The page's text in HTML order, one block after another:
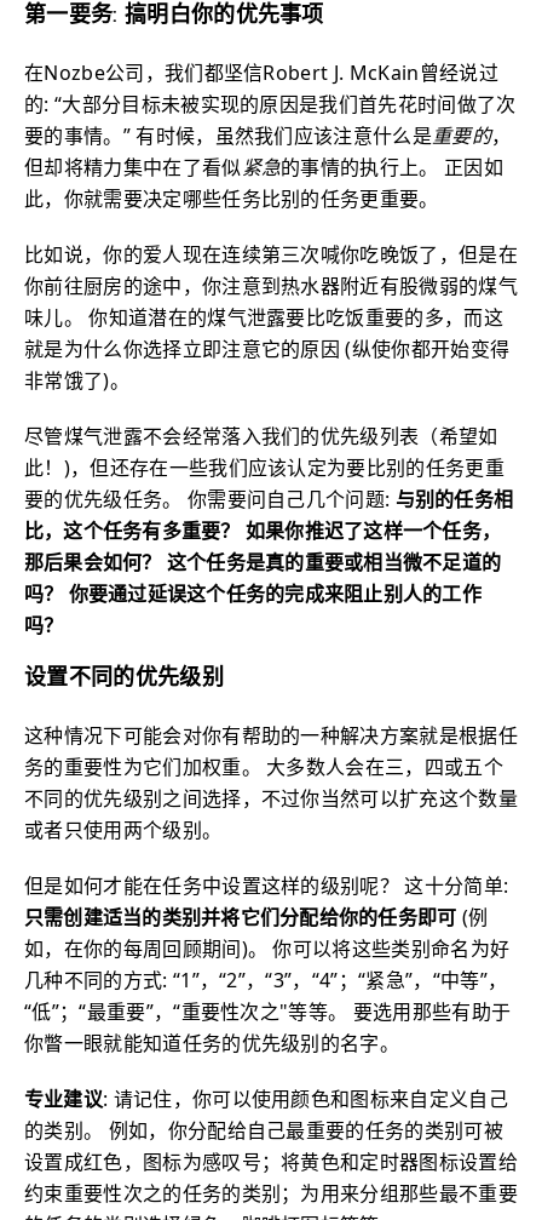
第一要务: 搞明白你的优先事项
在Nozbe公司，我们都坚信Robert J. McKain曾经说过
的: “大部分目标未被实现的原因是我们首先花时间做了次
要的事情。” 有时候，虽然我们应该注意什么是重要的，
但却将精力集中在了看似紧急的事情的执行上。 正因如
此，你就需要决定哪些任务比别的任务更重要。
比如说，你的爱人现在连续第三次喊你吃晚饭了，但是在
你前往厨房的途中，你注意到热水器附近有股微弱的煤气
味儿。 你知道潜在的煤气泄露要比吃饭重要的多，而这
就是为什么你选择立即注意它的原因 (纵使你都开始变得
非常饿了)。
尽管煤气泄露不会经常落入我们的优先级列表（希望如
此！)，但还存在一些我们应该认定为要比别的任务更重
要的优先级任务。 你需要问自己几个问题: 与别的任务相
比，这个任务有多重要？ 如果你推迟了这样一个任务，
那后果会如何？ 这个任务是真的重要或相当微不足道的
吗？ 你要通过延误这个任务的完成来阻止别人的工作
吗？
设置不同的优先级别
这种情况下可能会对你有帮助的一种解决方案就是根据任
务的重要性为它们加权重。 大多数人会在三，四或五个
不同的优先级别之间选择，不过你当然可以扩充这个数量
或者只使用两个级别。
但是如何才能在任务中设置这样的级别呢？ 这十分简单:
只需创建适当的类别并将它们分配给你的任务即可 (例
如，在你的每周回顾期间)。 你可以将这些类别命名为好
几种不同的方式: “1”，“2”，“3”，“4”；“紧急”，“中等”，
“低”；“最重要”，“重要性次之"等等。 要选用那些有助于
你瞥一眼就能知道任务的优先级别的名字。
专业建议: 请记住，你可以使用颜色和图标来自定义自己
的类别。 例如，你分配给自己最重要的任务的类别可被
设置成红色，图标为感叹号；将黄色和定时器图标设置给
约束重要性次之的任务的类别；为用来分组那些最不重要